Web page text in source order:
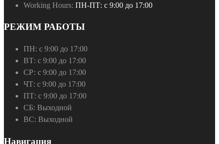
Working Hours: ПН-ПТ: с 9:00 до 17:00
РЕЖИМ РАБОТЫ
ПН: с 9:00 до 17:00
ВТ: с 9:00 до 17:00
СР: с 9:00 до 17:00
ЧТ: с 9:00 до 17:00
ПТ: с 9:00 до 17:00
СБ: Выходной
ВС: Выходной
Навигация